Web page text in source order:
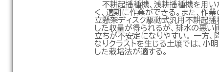
不耕起播種機、浅耕播種機を用い
く、適期に作業ができる。また、作
立懸架ディスク駆動式汎用不耕起播
した収量が得られるが、排水の悪
立ちが不安定になりやすい。 一方
なりクラストを生じる土壌では、小
した栽培法が適する。